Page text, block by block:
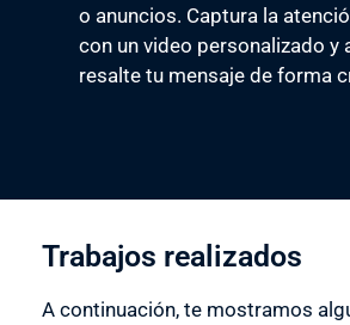
o anuncios. Captura la
con un video personalizado y
resalte tu mensaje de forma
Trabajos realizados
A continuación, te mostramos